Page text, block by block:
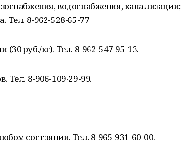
водоснабжения, канализации;
Тел. 8-962-528-65-77.
руб./кг). Тел. 8-962-547-95-13.
Тел. 8-906-109-29-99.
состоянии. Тел. 8-965-931-60-00.